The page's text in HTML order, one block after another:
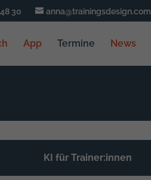
30 anna@trainingsdesign.com
App Termine News
KI für Trainer:innen